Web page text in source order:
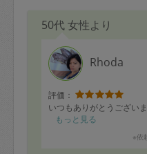
50代 女性より
Rhoda
評価：
いつもありがとうございま
もっと見る
※依